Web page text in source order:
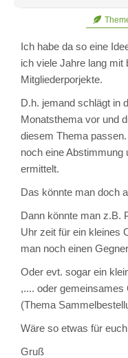
Ich habe da so eine
ich viele Jahre lang mit
Mitgliederporjekte.
D.h. jemand schlägt in
Monatsthema vor und
diesem Thema
noch eine Abstimmung
ermittelt.
Das könnte man doch
Dann könnte man z.B.
Uhr zeit für ein kleines
man noch einen
Oder evt. sogar ein
,.... oder
(Thema
Wäre so etwas für
Gruß